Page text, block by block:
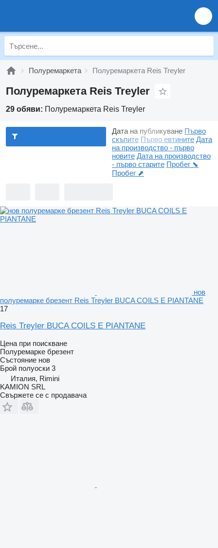
Полуремаркета Полуремаркета Reis Treyler
Полуремаркета Reis Treyler
29 обяви: Полуремаркета Reis Treyler
Дата на публикуване Първо
скъпите Първо евтините Дата
на производство - първо
новите Дата на производство
- първо старите Пробег ⬊
Пробег ⬈
нов
полуремарке брезент Reis Treyler BUCA COILS E PIANTANE
17
Reis Treyler BUCA COILS E PIANTANE
Цена при поискване
Полуремарке брезент
Състояние нов
Брой полуоски 3
Италия, Rimini
KAMION SRL
Свържете се с продавача